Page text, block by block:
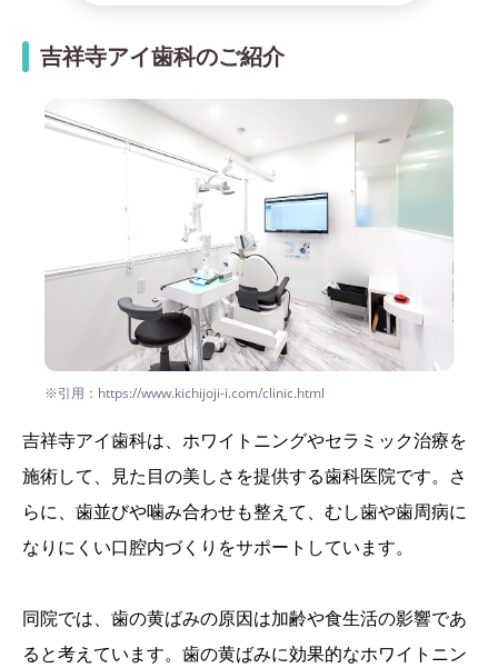
吉祥寺アイ歯科のご紹介
※引用：https://www.kichijoji-i.com/clinic.html
吉祥寺アイ歯科は、ホワイトニングやセラミック治療を
施術して、見た目の美しさを提供する歯科医院です。さ
らに、歯並びや噛み合わせも整えて、むし歯や歯周病に
なりにくい口腔内づくりをサポートしています。
同院では、歯の黄ばみの原因は加齢や食生活の影響であ
ると考えています。歯の黄ばみに効果的なホワイトニン